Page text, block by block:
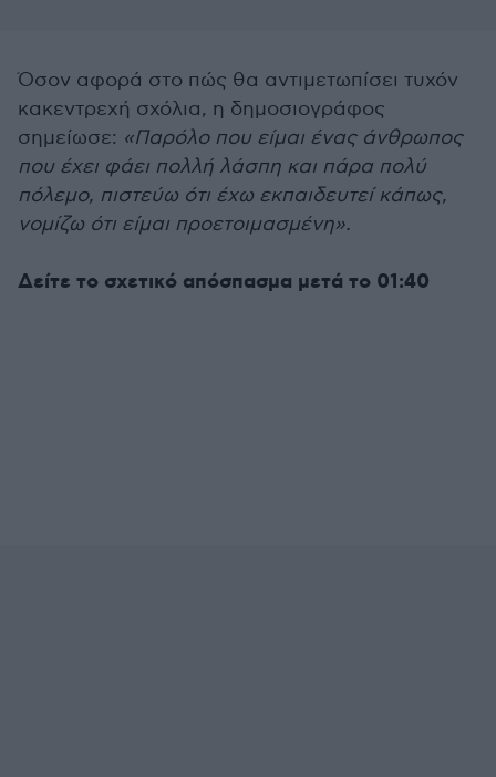
Όσον αφορά στο πώς θα αντιμετωπίσει τυχόν
κακεντρεχή σχόλια, η δημοσιογράφος
σημείωσε: «Παρόλο που είμαι ένας άνθρωπος
που έχει φάει πολλή λάσπη και πάρα πολύ
πόλεμο, πιστεύω ότι έχω εκπαιδευτεί κάπως,
νομίζω ότι είμαι προετοιμασμένη».
Δείτε το σχετικό απόσπασμα μετά το 01:40